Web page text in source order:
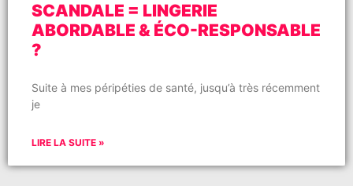
SCANDALE = LINGERIE
ABORDABLE & ÉCO-RESPONSABLE
?
Suite à mes péripéties de santé, jusqu’à très récemment
je
LIRE LA SUITE »